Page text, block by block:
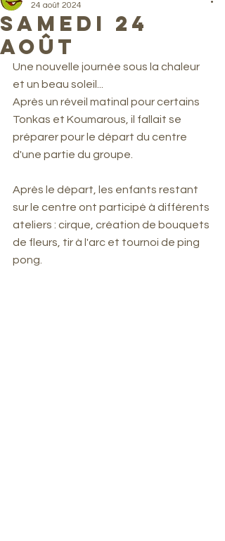
Samedi 24
Août
24 août 2024
Une nouvelle journée sous la chaleur
et un beau soleil...
Après un réveil matinal pour certains
Tonkas et Koumarous, il fallait se
préparer pour le départ du centre
d'une partie du groupe.
Après le départ, les enfants restant
sur le centre ont participé à différents
ateliers : cirque, création de bouquets
de fleurs, tir à l'arc et tournoi de ping
pong.